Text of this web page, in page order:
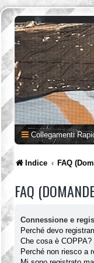
Collegamenti
Indice FAQ
FAQ
Connessione e
Perché devo
Che cosa è COPPA?
Perché non riesco a